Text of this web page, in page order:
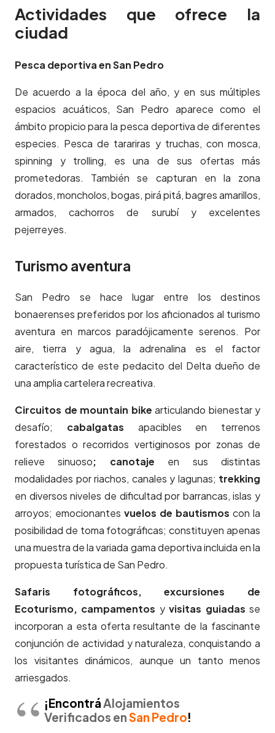
Actividades que ofrece la
ciudad
Pesca deportiva en San Pedro
De acuerdo a la época del año, y en sus múltiples
espacios acuáticos, San Pedro aparece como el
ámbito propicio para la pesca deportiva de diferentes
especies. Pesca de tarariras y truchas, con mosca,
spinning y trolling, es una de sus ofertas más
prometedoras. También se capturan en la zona
dorados, moncholos, bogas, pirá pitá, bagres amarillos,
armados, cachorros de surubí y excelentes
pejerreyes.
Turismo aventura
San Pedro se hace lugar entre los destinos
bonaerenses preferidos por los aficionados al turismo
aventura en marcos paradójicamente serenos. Por
aire, tierra y agua, la adrenalina es el factor
característico de este pedacito del Delta dueño de
una amplia cartelera recreativa.
Circuitos de mountain bike articulando bienestar y
desafío; cabalgatas apacibles en terrenos
forestados o recorridos vertiginosos por zonas de
relieve sinuoso; canotaje en sus distintas
modalidades por riachos, canales y lagunas; trekking
en diversos niveles de dificultad por barrancas, islas y
arroyos; emocionantes vuelos de bautismos con la
posibilidad de toma fotográficas; constituyen apenas
una muestra de la variada gama deportiva incluida en la
propuesta turística de San Pedro.
Safaris fotográficos, excursiones de
Ecoturismo, campamentos yvisitas guiadas se
incorporan a esta oferta resultante de la fascinante
conjunción de actividad y naturaleza, conquistando a
los visitantes dinámicos, aunque un tanto menos
arriesgados.
¡EncontráAlojamientos
Verificados enSan Pedro!